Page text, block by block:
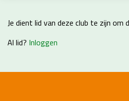
Je dient lid van deze club te zijn om
Al lid? Inloggen